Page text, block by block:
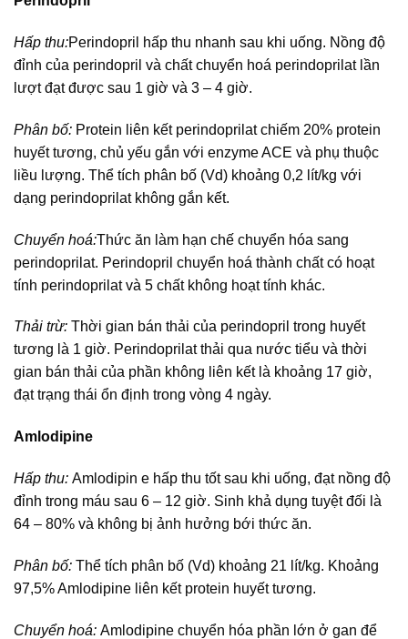
Hấp thu:Perindopril hấp thu nhanh sau khi uống. Nồng độ
đỉnh của perindopril và chất chuyển hoá perindoprilat lần
lượt đạt được sau 1 giờ và 3 – 4 giờ.
Phân bố: Protein liên kết perindoprilat chiếm 20% protein
huyết tương, chủ yếu gắn với enzyme ACE và phụ thuộc
liều lượng. Thể tích phân bố (Vd) khoảng 0,2 lít/kg với
dạng perindoprilat không gắn kết.
Chuyển hoá:Thức ăn làm hạn chế chuyển hóa sang
perindoprilat. Perindopril chuyển hoá thành chất có hoạt
tính perindoprilat và 5 chất không hoạt tính khác.
Thải trừ: Thời gian bán thải của perindopril trong huyết
tương là 1 giờ. Perindoprilat thải qua nước tiểu và thời
gian bán thải của phần không liên kết là khoảng 17 giờ,
đạt trạng thái ổn định trong vòng 4 ngày.
Amlodipine
Hấp thu: Amlodipin e hấp thu tốt sau khi uống, đạt nồng độ
đỉnh trong máu sau 6 – 12 giờ. Sinh khả dụng tuyệt đối là
64 – 80% và không bị ảnh hưởng bới thức ăn.
Phân bố: Thể tích phân bố (Vd) khoảng 21 lít/kg. Khoảng
97,5% Amlodipine liên kết protein huyết tương.
Chuyển hoá: Amlodipine chuyển hóa phần lớn ở gan để